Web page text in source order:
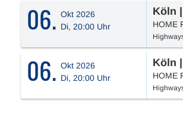
06. Okt 2026
Di, 20:00 Uhr
Köln
HOME
06. Okt 2026
Di, 20:00 Uhr
Köln
HOME